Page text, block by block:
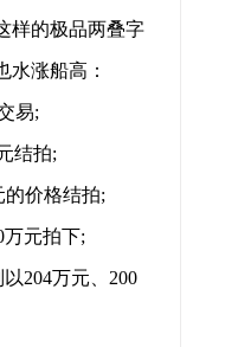
样的极品两叠字
水涨船高：
易;
结拍;
的价格结拍;
万元拍下;
以204万元、200